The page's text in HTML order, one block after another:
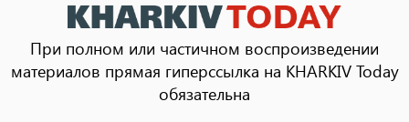
При полном или частичном воспроизведении
материалов прямая гиперссылка на KHARKIV Today
обязательна